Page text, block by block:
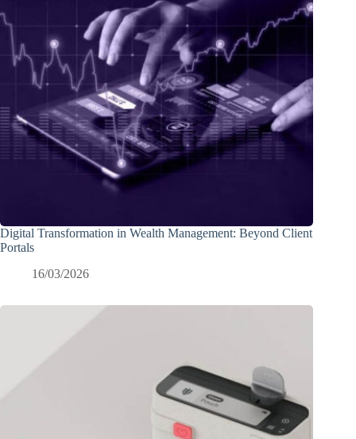
Digital Transformation in Wealth Management: Beyond Client
Portals
16/03/2026